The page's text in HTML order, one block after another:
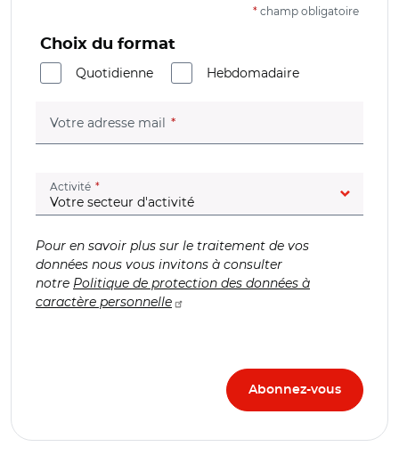
* champ obligatoire
Choix du format
Quotidienne
Hebdomadaire
Votre adresse mail (champ obligatoire)
Activité (champ obligatoire)
Pour en savoir plus sur le traitement de vos
données nous vous invitons à consulter
notre Politique de protection des données à
caractère personnelle